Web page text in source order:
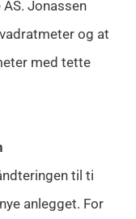
Jonassen
og at
med tette
til ti
anlegget. For